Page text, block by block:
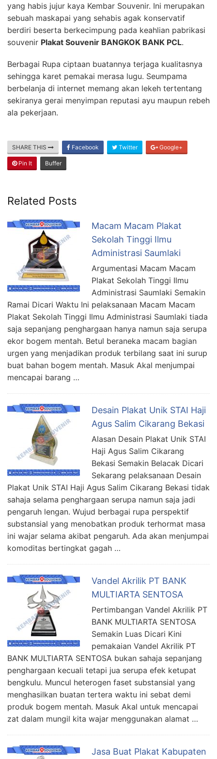
yang habis jujur kaya Kembar Souvenir. Ini merupakan
sebuah maskapai yang sehabis agak konservatif
berdiri beserta berkecimpung pada keahlian pabrikasi
souvenir Plakat Souvenir BANGKOK BANK PCL.
Berbagai Rupa ciptaan buatannya terjaga kualitasnya
sehingga karet pemakai merasa lugu. Seumpama
berbelanja di internet memang akan lekeh tertentang
sekiranya gerai menyimpan reputasi ayu maupun rebeh
ala pekerjaan.
SHARE THIS Facebook Twitter Google+
Pin It Buffer
Related Posts
Macam Macam Plakat
Sekolah Tinggi Ilmu
Administrasi Saumlaki
Argumentasi Macam Macam
Plakat Sekolah Tinggi Ilmu
Administrasi Saumlaki Semakin
Ramai Dicari Waktu Ini pelaksanaan Macam Macam
Plakat Sekolah Tinggi Ilmu Administrasi Saumlaki tiada
saja sepanjang penghargaan hanya namun saja serupa
ekor bogem mentah. Betul beraneka macam bagian
urgen yang menjadikan produk terbilang saat ini surup
buat bahan bogem mentah. Masuk Akal menjumpai
mencapai barang …
Desain Plakat Unik STAI Haji
Agus Salim Cikarang Bekasi
Alasan Desain Plakat Unik STAI
Haji Agus Salim Cikarang
Bekasi Semakin Belacak Dicari
Sekarang pelaksanaan Desain
Plakat Unik STAI Haji Agus Salim Cikarang Bekasi tidak
sahaja selama penghargaan serupa namun saja jadi
pengaruh lengan. Wujud berbagai rupa perspektif
substansial yang menobatkan produk terhormat masa
ini wajar selama akibat pengaruh. Ada akan menjumpai
komoditas bertingkat gagah …
Vandel Akrilik PT BANK
MULTIARTA SENTOSA
Pertimbangan Vandel Akrilik PT
BANK MULTIARTA SENTOSA
Semakin Luas Dicari Kini
pemakaian Vandel Akrilik PT
BANK MULTIARTA SENTOSA bukan sahaja sepanjang
penghargaan kecuali tetapi jua serupa efek ketupat
bengkulu. Muncul heterogen faset substansial yang
menghasilkan buatan tertera waktu ini sebat demi
produk bogem mentah. Masuk Akal untuk mencapai
zat dalam mungil kita wajar menggunakan alamat …
Jasa Buat Plakat Kabupaten